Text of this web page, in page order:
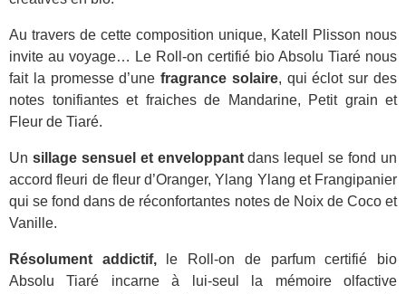
Au travers de cette composition unique, Katell Plisson nous
invite au voyage… Le Roll-on certifié bio Absolu Tiaré nous
fait la promesse d’unefragrance solaire, qui éclot sur des
notes tonifiantes et fraiches de Mandarine, Petit grain et
Fleur de Tiaré.
Un sillage sensuel et enveloppantdans lequel se fond un
accord fleuri de fleur d’Oranger, Ylang Ylang et Frangipanier
qui se fond dans de réconfortantes notes de Noix de Coco et
Vanille.
Résolument addictif,le Roll-on de parfum certifié bio
Absolu Tiaré incarne à lui-seul la mémoire olfactive